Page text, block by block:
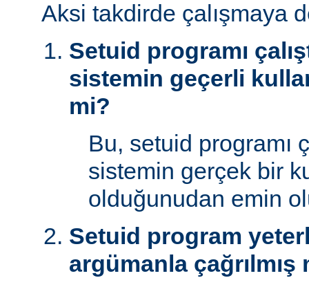
Aksi takdirde çalışmaya
Setuid programı
sistemin geçerli
mi?
Bu, setuid programı
sistemin gerçek bir
olduğunudan emin
Setuid program
argümanla çağrılmış